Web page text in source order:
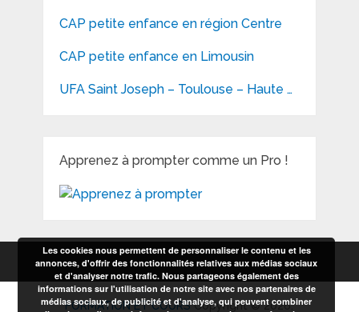
CAP petite enfance en région Centre
CAP petite enfance en Limousin
UFA Saint Joseph – Toulouse – Haute …
Apprenez à prompter comme un Pro !
FORMATION ET COURSCopyright © 2026.
Les cookies nous permettent de personnaliser le contenu et les
annonces, d'offrir des fonctionnalités relatives aux médias sociaux
et d'analyser notre trafic. Nous partageons également des
informations sur l'utilisation de notre site avec nos partenaires de
médias sociaux, de publicité et d'analyse, qui peuvent combiner